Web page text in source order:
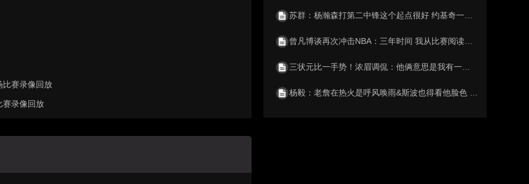
比赛录像回放
赛录像回放
苏群：杨瀚森打第二中锋这个起点很好 约基奇一开始也不打首发
曾凡博谈再次冲击NBA：三年时间 我从比赛阅读或身体训练都有提高
三状元比一手势！浓眉调侃：他俩意思是我有一个大学冠军
杨毅：老詹在热火是呼风唤雨&斯波也得看他脸色 也就莱利不惯着他